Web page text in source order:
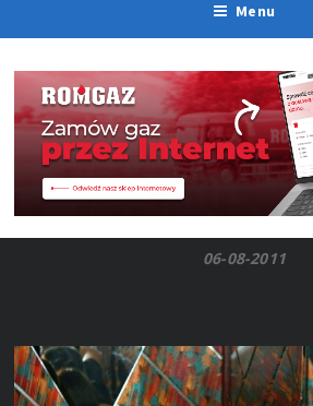
Menu
06-08-2011